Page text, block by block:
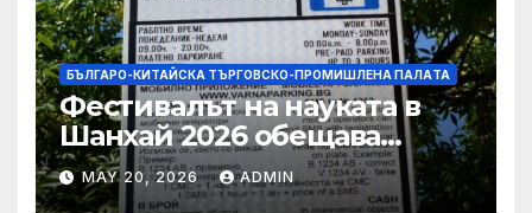
БЪЛГАРО-КИТАЙСКА ТЪРГОВСКО-ПРОМИШЛЕНА ПАЛAТА
Фестивалът на науката в
Шанхай 2026 обещава
вълнуващи научно-
технологични иновации
MAY 20, 2026 ADMIN